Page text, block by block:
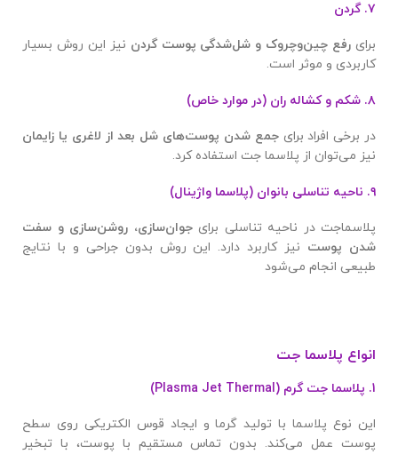
۷. گردن
برای رفع چین‌وچروک و شل‌شدگی پوست گردن نیز این روش بسیار
کاربردی و موثر است.
۸. شکم و کشاله ران (در موارد خاص)
در برخی افراد برایجمع شدن پوست‌های شل بعد از لاغری یا زایمان
نیز می‌توان از پلاسما جت استفاده کرد.
۹. ناحیه تناسلی بانوان (پلاسما واژینال)
پلاسماجت در ناحیه تناسلی برایجوان‌سازی، روشن‌سازی و سفت
شدن پوست نیز کاربرد دارد. این روش بدون جراحی و با نتایج
طبیعی انجام می‌شود
انواع پلاسما جت
1. پلاسما جت گرم (Plasma Jet Thermal)
این نوع پلاسما با تولید گرما و ایجاد قوس الکتریکی روی سطح
پوست عمل می‌کند. بدون تماس مستقیم با پوست، با تبخیر